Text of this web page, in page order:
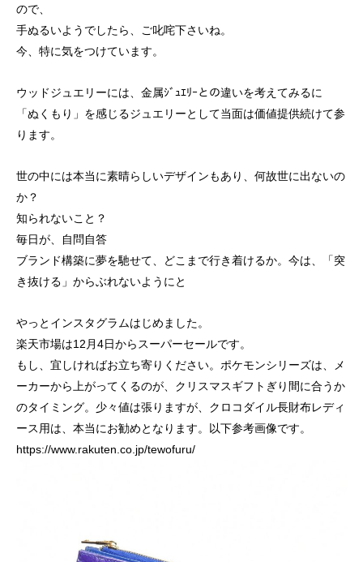
ので、
手ぬるいようでしたら、ご叱咤下さいね。
今、特に気をつけています。
ウッドジュエリーには、金属ｼﾞｭｴﾘｰとの違いを考えてみるに
「ぬくもり」を感じるジュエリーとして当面は価値提供続けて参
ります。
世の中には本当に素晴らしいデザインもあり、何故世に出ないの
か？
知られないこと？
毎日が、自問自答
ブランド構築に夢を馳せて、どこまで行き着けるか。今は、「突
き抜ける」からぶれないようにと
やっとインスタグラムはじめました。
楽天市場は12月4日からスーパーセールです。
もし、宜しければお立ち寄りください。ポケモンシリーズは、メ
ーカーから上がってくるのが、クリスマスギフトぎり間に合うか
のタイミング。少々値は張りますが、クロコダイル長財布レディ
ース用は、本当にお勧めとなります。以下参考画像です。
https://www.rakuten.co.jp/tewofuru/